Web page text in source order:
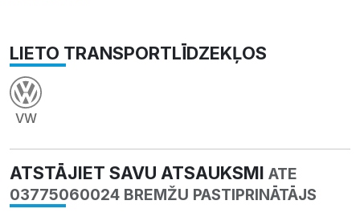
LIETO TRANSPORTLĪDZEKĻOS
VW
ATSTĀJIET SAVU ATSAUKSMI ATE
03775060024 BREMŽU PASTIPRINĀTĀJS